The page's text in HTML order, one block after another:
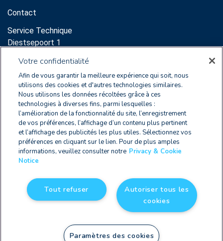
Contact
Service Technique
Diestsepoort 1
Support:
sales@clearnox.com
Service Commercial
Diestsepoort 1
3000 Leuven
sales@clearnox.com
BE0405.772.873
Privacy & Cookie Notice|CGU| © Copyright 2026
Votre confidentialité
Afin de vous garantir la meilleure expérience qui soit, nous
utilisons des cookies et d'autres technologies similaires.
Nous utilisons les données récoltées grâce à ces
technologies à diverses fins, parmi lesquelles :
l’amélioration de la fonctionnalité du site, l’enregistrement
de vos préférences, l’affichage d’un contenu plus pertinent
et l’affichage des publicités les plus utiles. Sélectionnez vos
préférences en cliquant sur le lien. Pour de plus amples
informations, veuillez consulter notre Privacy & Cookie
Notice
Autoriser tous les
cookies
Tout refuser
Paramètres des cookies